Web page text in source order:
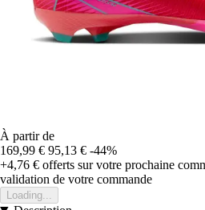
À partir de
169,99 € 95,13 € -44%
+4,76 € offerts sur votre prochaine
validation de votre commande
Loading...